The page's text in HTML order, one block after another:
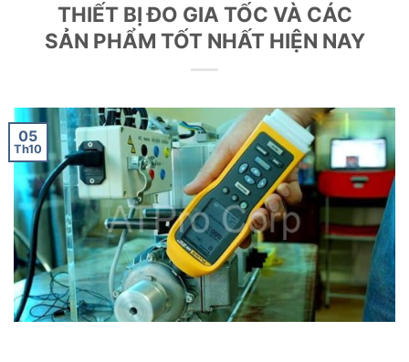
THIẾT BỊ ĐO GIA TỐC VÀ CÁC
SẢN PHẨM TỐT NHẤT HIỆN NAY
05
Th10